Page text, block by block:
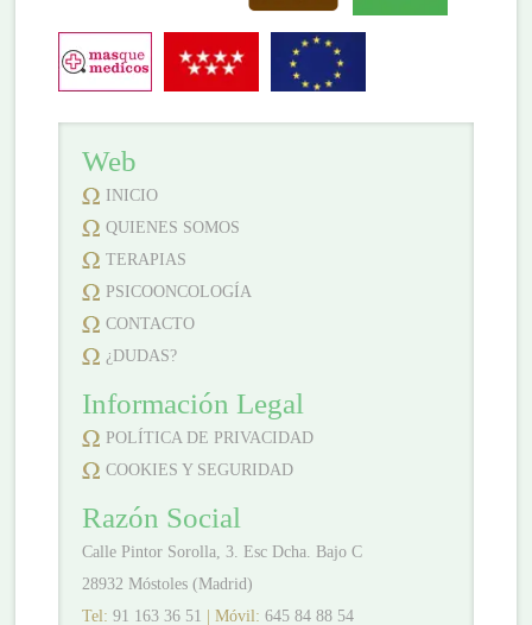
Web
INICIO
QUIENES SOMOS
TERAPIAS
PSICOONCOLOGÍA
CONTACTO
¿DUDAS?
Información Legal
POLÍTICA DE PRIVACIDAD
COOKIES Y SEGURIDAD
Razón Social
Calle Pintor Sorolla, 3. Esc Dcha. Bajo C
28932 Móstoles (Madrid)
Tel:91 163 36 51 | Móvil:645 84 88 54